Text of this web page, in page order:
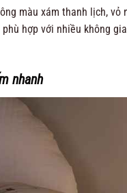
màu xám thanh lịch, vỏ
hợp với nhiều không
nhanh